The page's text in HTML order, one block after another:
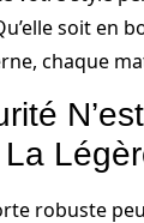
soit en
chaque
robuste